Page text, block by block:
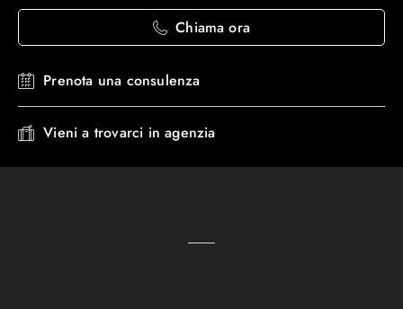
Chiama ora
Prenota una consulenza
Vieni a trovarci in agenzia